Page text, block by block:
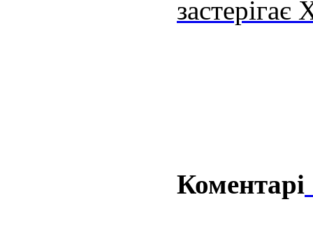
Коментарі